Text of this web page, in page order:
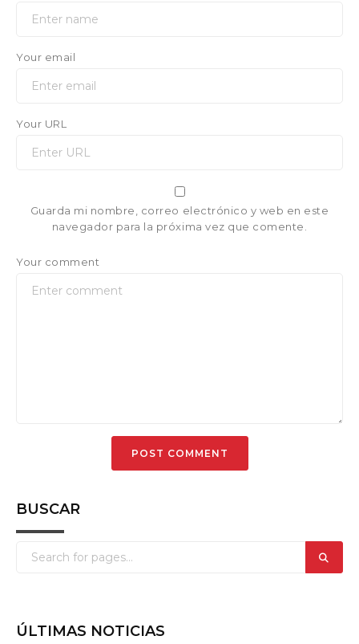
Your email
Your URL
Guarda mi nombre, correo electrónico y web en este
navegador para la próxima vez que comente.
Your comment
BUSCAR
ÚLTIMAS NOTICIAS